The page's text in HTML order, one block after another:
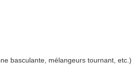
basculante, mélangeurs tournant, etc.)